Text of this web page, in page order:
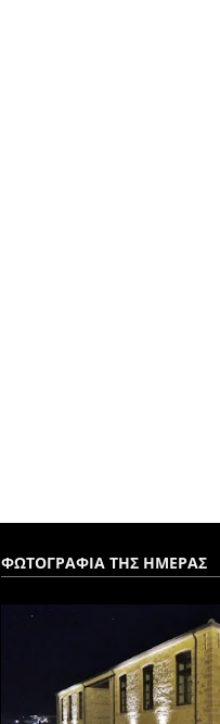
ΦΩΤΟΓΡΑΦΙΑ ΤΗΣ ΗΜΕΡΑΣ